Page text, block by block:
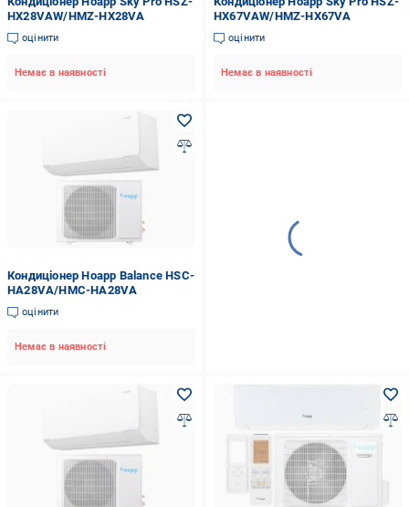
HX28VAW/HMZ-HX28VA
оцінити
Немає в наявності
HX67VAW/HMZ-HX67VA
оцінити
Немає в наявності
Кондиціонер Hoapp Balance HSC-
HA28VA/HMC-HA28VA
оцінити
Немає в наявності